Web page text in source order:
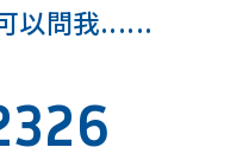
以問我......